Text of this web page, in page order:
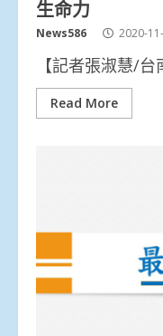
生命力
News586 2020-
【記者張淑慧/
Read More